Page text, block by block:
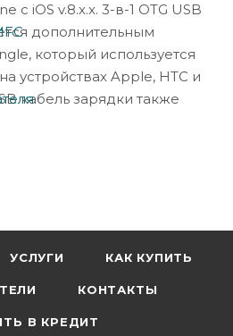
с iOS v.8.x.x. 3-в-1 OTG USB
дополнительным
который используется
устройствах Apple, HTC и
кабель зарядки также
УСЛУГИ КАК КУПИТЬ
КОНТАКТЫ
В КРЕДИТ